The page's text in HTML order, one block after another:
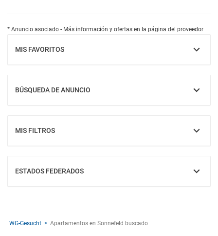
* Anuncio asociado - Más información y ofertas en la página del proveedor
MIS FAVORITOS
MOSTRAR
BÚSQUEDA DE ANUNCIO
MOSTRAR
MIS FILTROS
MOSTRAR
ESTADOS FEDERADOS
MOSTRAR
WG-Gesucht Apartamentos en Sonnefeld buscado